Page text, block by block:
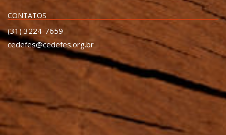
CONTATOS
(31) 3224-7659
cedefes@cedefes.org.br